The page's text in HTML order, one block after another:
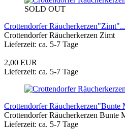
SOLD OUT
Crottendorfer Räucherkerzen"Zimt"...
Crottendorfer Räucherkerzen Zimt
Lieferzeit: ca. 5-7 Tage
2,00 EUR
Lieferzeit: ca. 5-7 Tage
Crottendorfer Räucherkerzen"Bunte
Crottendorfer Räucherkerzen Bunte
Lieferzeit: ca. 5-7 Tage